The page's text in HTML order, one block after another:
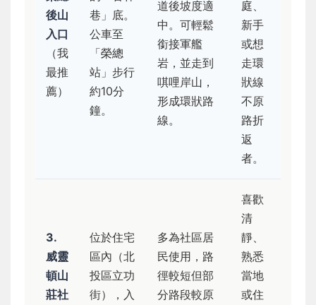
後山
入口
（我
最推
薦）
巷」底。
公車至
「榮總
站」步行
約10分
鐘。
道後坡度適
中。可輕鬆
銜接軍艦
岩，並走到
唭哩岸山，
形成環狀路
線。
庭、
新手
或想
走環
狀線
不原
路折
返
者。
3.
威靈
頓山
莊社
位於住宅
區內（北
投區立功
街），入
多為社區居
民使用，路
徑較短但部
分路段較原
喜歡
清
靜、
熟悉
當地
或住